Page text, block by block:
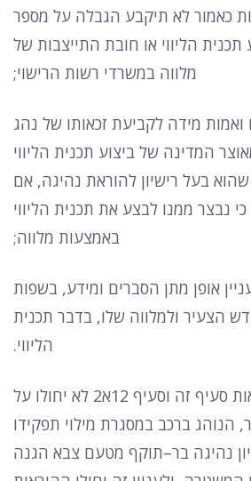
כאמור לא תיקבע הגבלה על מספר
תכנית הליווי או חובת התייצבות של
מלווה במשרדי רשות הרישוי;
ואמות מידה לקביעת זכאותו של נהג
המדינה של ביצוע תכנית הליווי
בעל רישיון להוראת נהיגה, אם
נבצר ממנו לבצע את תכנית הליווי
באמצעות מלווה;
אופן מתן הסברים ומידע, בשפות
הצעיר ולמלווה שלו, בדבר תכנית
הליווי.
סעיף זה וסעיף א2 לא יחולו על
, הנוהג ברכב במסגרת מילוי תפקידו
נהיגה בר–תוקף מטעם צבא הגנה